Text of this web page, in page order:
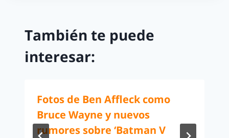
También te puede
interesar:
Fotos de Ben Affleck como
Bruce Wayne y nuevos
rumores sobre ‘Batman V